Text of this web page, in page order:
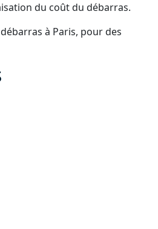
du coût du débarras.
à Paris, pour des